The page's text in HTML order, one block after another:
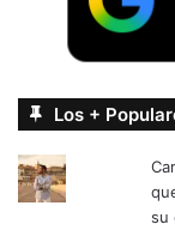
Los +
su